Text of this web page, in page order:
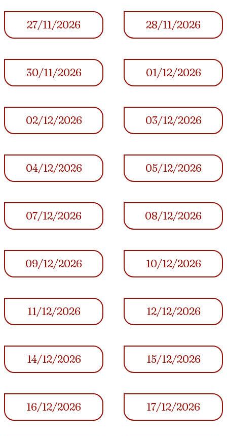
27/11/2026 28/11/2026
30/11/2026 01/12/2026
02/12/2026 03/12/2026
04/12/2026 05/12/2026
07/12/2026 08/12/2026
09/12/2026 10/12/2026
11/12/2026 12/12/2026
14/12/2026 15/12/2026
16/12/2026 17/12/2026